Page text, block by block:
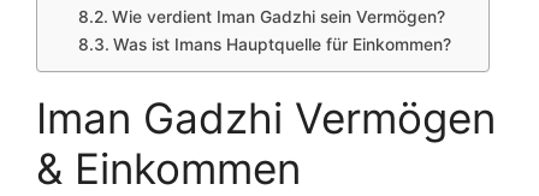
Wie verdient Iman Gadzhi sein Vermögen?
Was ist Imans Hauptquelle für Einkommen?
Iman Gadzhi Vermögen
& Einkommen